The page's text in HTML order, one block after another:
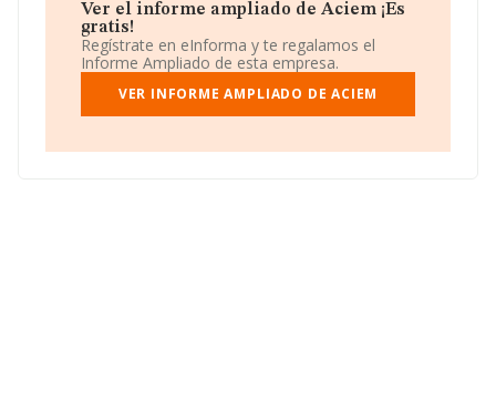
Ver el informe ampliado de Aciem ¡Es
gratis!
Regístrate en eInforma y te regalamos el
Informe Ampliado de esta empresa.
VER INFORME AMPLIADO DE ACIEM